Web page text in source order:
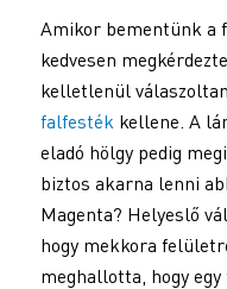
Amikor bementünk a
kedvesen
kelletlenül
falfesték kellene. A
eladó hölgy pedig
biztos akarna lenni
Magenta? Helyeslő
hogy mekkora
meghallotta, hogy